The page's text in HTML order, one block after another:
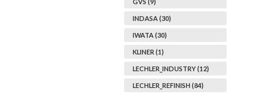
INDASA (30)
IWATA (30)
KLINER (1)
LECHLER_INDUSTRY (12)
LECHLER_REFINISH (84)